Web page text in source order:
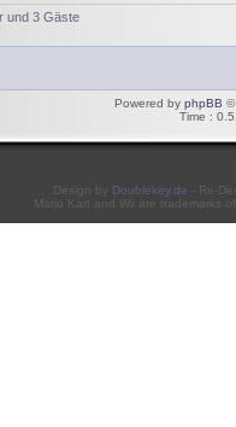
und 3 Gäste
Powered by phpBB ©
Time :
Design by Doublekey.de - Re-
Mario Kart and Wii are trademarks